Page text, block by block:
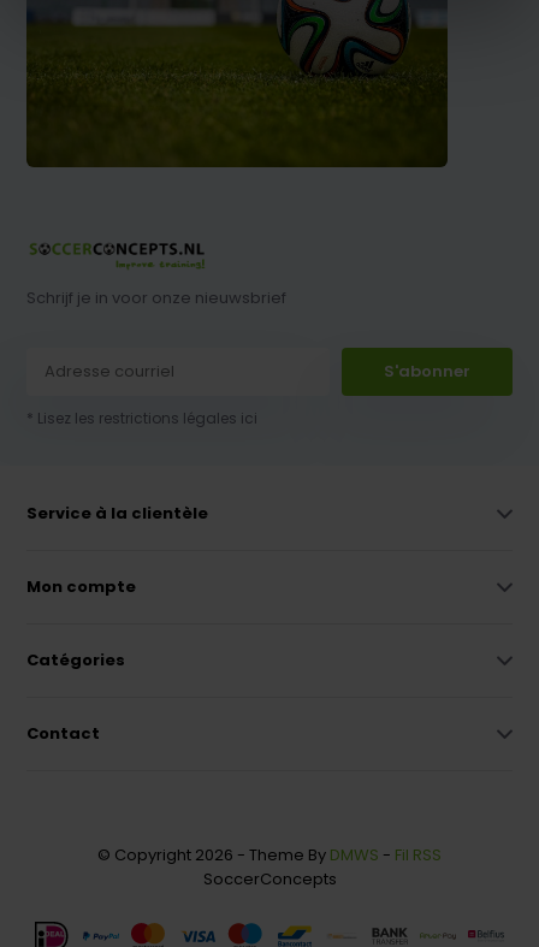
Schrijf je in voor onze nieuwsbrief
S'abonner
* Lisez les restrictions légales ici
Service à la clientèle
Mon compte
Catégories
Contact
© Copyright 2026 - Theme By DMWS - Fil RSS
SoccerConcepts